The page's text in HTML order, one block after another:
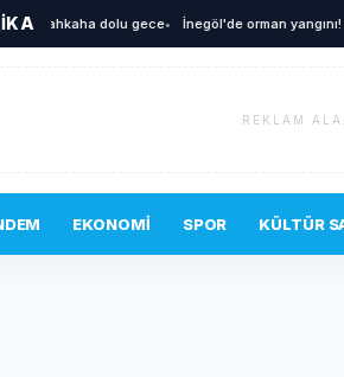
kahkaha dolu gece • İnegöl'de orman yangını!
REKLAM
EKONOMI SPOR KÜLTÜR